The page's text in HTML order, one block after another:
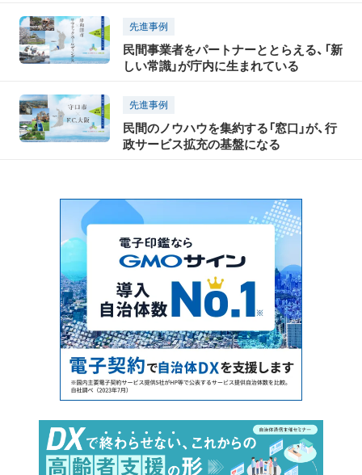
先進事例
民間事業者をパートナーととらえる、「新
しい常識」が庁内に生まれている
先進事例
民間のノウハウを集約する「窓口」が、行
政サービス拡充の基盤になる